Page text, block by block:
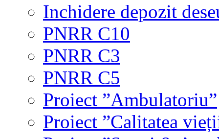
Inchidere depozit
PNRR C10
PNRR C3
PNRR C5
Proiect ”Ambulatoriu”
Proiect ”Calitatea